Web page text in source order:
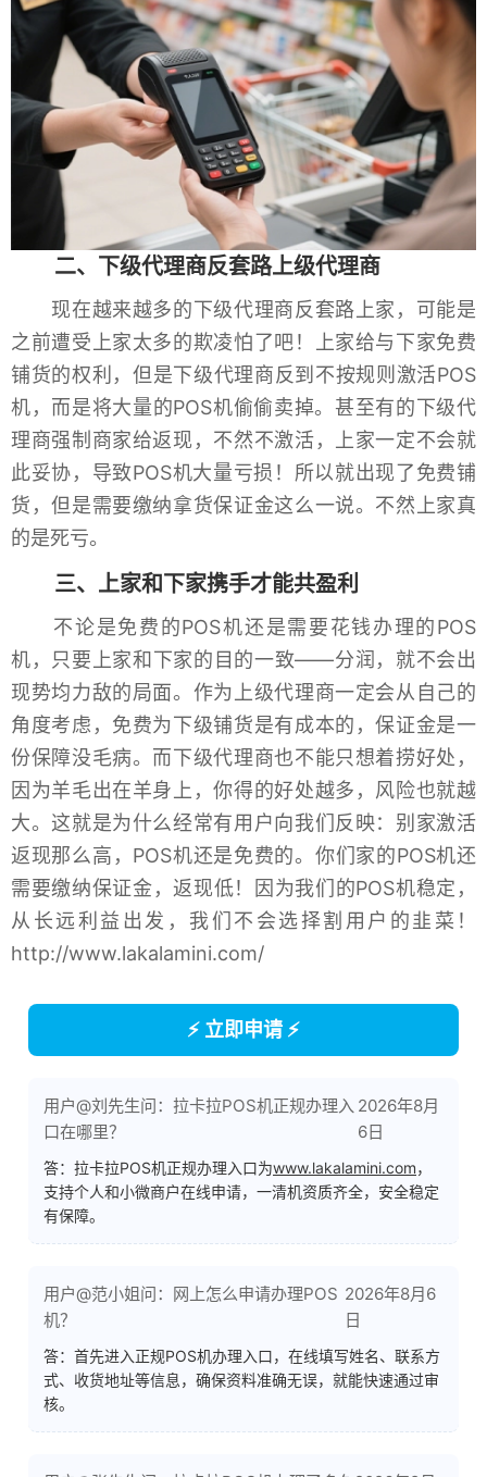
二、下级代理商反套路上级代理商
现在越来越多的下级代理商反套路上家，可能是
之前遭受上家太多的欺凌怕了吧！上家给与下家免费
铺货的权利，但是下级代理商反到不按规则激活POS
机，而是将大量的POS机偷偷卖掉。甚至有的下级代
理商强制商家给返现，不然不激活，上家一定不会就
此妥协，导致POS机大量亏损！所以就出现了免费铺
货，但是需要缴纳拿货保证金这么一说。不然上家真
的是死亏。
三、上家和下家携手才能共盈利
不论是免费的POS机还是需要花钱办理的POS
机，只要上家和下家的目的一致——分润，就不会出
现势均力敌的局面。作为上级代理商一定会从自己的
角度考虑，免费为下级铺货是有成本的，保证金是一
份保障没毛病。而下级代理商也不能只想着捞好处，
因为羊毛出在羊身上，你得的好处越多，风险也就越
大。这就是为什么经常有用户向我们反映：别家激活
返现那么高，POS机还是免费的。你们家的POS机还
需要缴纳保证金，返现低！因为我们的POS机稳定，
从长远利益出发，我们不会选择割用户的韭菜！
http://www.lakalamini.com/
⚡ 立即申请 ⚡
用户@刘先生问：拉卡拉POS机正规办理入
口在哪里？
2026年8月
6日
答：拉卡拉POS机正规办理入口为www.lakalamini.com，
支持个人和小微商户在线申请，一清机资质齐全，安全稳定
有保障。
用户@范小姐问：网上怎么申请办理POS
机？
2026年8月6
日
答：首先进入正规POS机办理入口，在线填写姓名、联系方
式、收货地址等信息，确保资料准确无误，就能快速通过审
核。